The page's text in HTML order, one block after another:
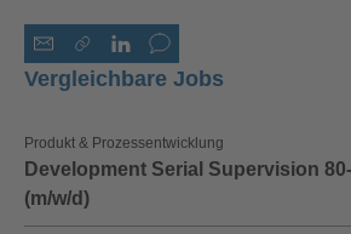
Vergleichbare Jobs
Produkt & Prozessentwicklung
Development Serial Supervision
(m/w/d)